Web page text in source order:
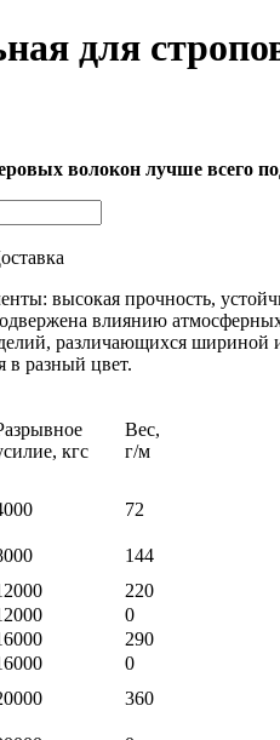
для
волокон лучше всего
высокая прочность,
влиянию
различающихся шириной
в разный цвет.
кгс
Вес,
г/м
72
144
220
0
290
0
360